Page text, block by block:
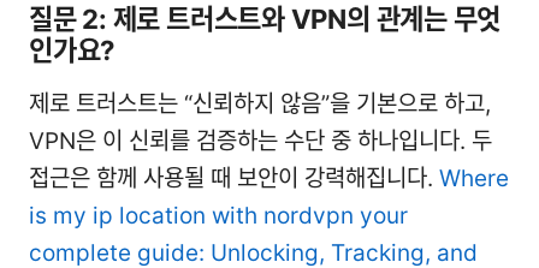
질문 2: 제로 트러스트와 VPN의 관계는 무엇
인가요?
제로 트러스트는 “신뢰하지 않음”을 기본으로 하고,
VPN은 이 신뢰를 검증하는 수단 중 하나입니다. 두
접근은 함께 사용될 때 보안이 강력해집니다. Where
is my ip location with nordvpn your
complete guide: Unlocking, Tracking, and